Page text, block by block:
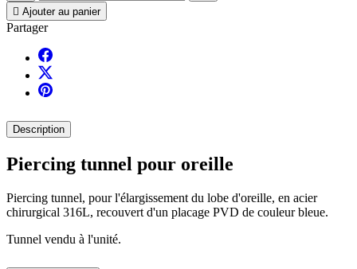
 Ajouter au panier
Partager
Description
Piercing tunnel pour oreille
Piercing tunnel, pour l'élargissement du lobe d'oreille, en acier
chirurgical 316L, recouvert d'un placage PVD de couleur bleue.
Tunnel vendu à l'unité.